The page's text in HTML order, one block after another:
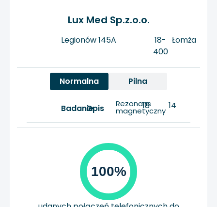
Lux Med Sp.z.o.o.
Legionów 145A
18-
400
Łomża
Normalna Pilna
BadanieOpis Rezonans
magnetyczny
18 14
100%